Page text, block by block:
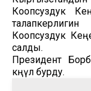
Коопсуздук
Коопсуздук
салды.
Президент
көңүл бурду.